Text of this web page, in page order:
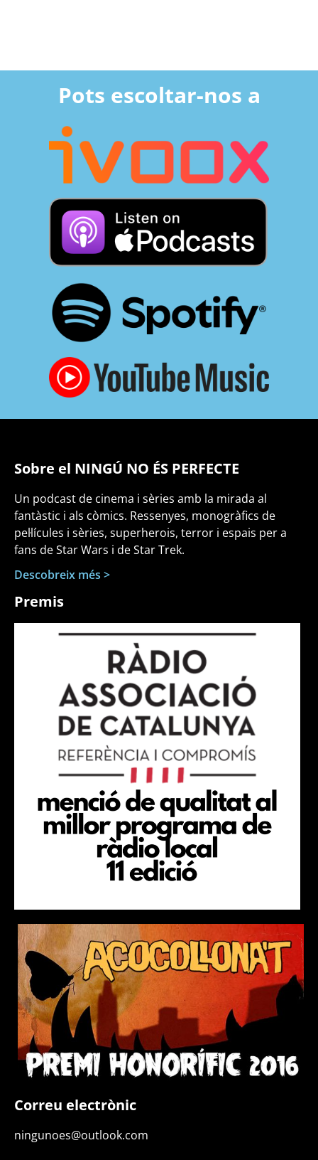
Pots escoltar-nos a
Sobre el NINGÚ NO ÉS PERFECTE
Un podcast de cinema i sèries amb la mirada al
fantàstic i als còmics. Ressenyes, monogràfics de
pel·lícules i sèries, superherois, terror i espais per a
fans de Star Wars i de Star Trek.
Descobreix més >
Premis
Correu electrònic
ningunoes@outlook.com